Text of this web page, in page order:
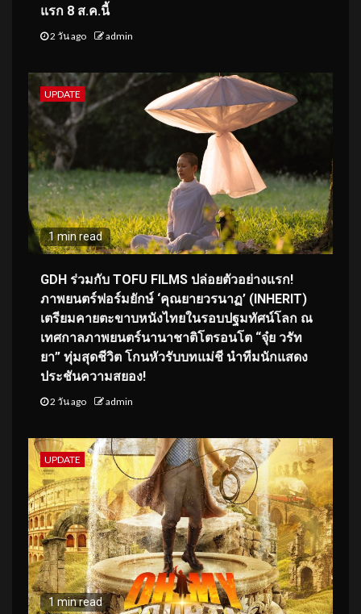
แรก 8 ส.ค.นี้
2 วัน ago admin
UPDATE
1 min read
GDH ร่วมกับ TOFU FILMS ปล่อยตัวอย่างแรก!
ภาพยนตร์ฟอร์มยักษ์ ‘คุณยายวรนาฏ’ (INHERIT)
เตรียมคายตะขาบหนังไทยในรอบปฐมทัศน์โลก ณ
เทศกาลภาพยนตร์นานาชาติโตรอนโต “จุ๋ย วรัท
ยา” ทุ่มสุดชีวิต โกนหัวรับบทแม่ชี นำทีมนักแสดง
ประชันความสยอง!
2 วัน ago admin
UPDATE
1 min read